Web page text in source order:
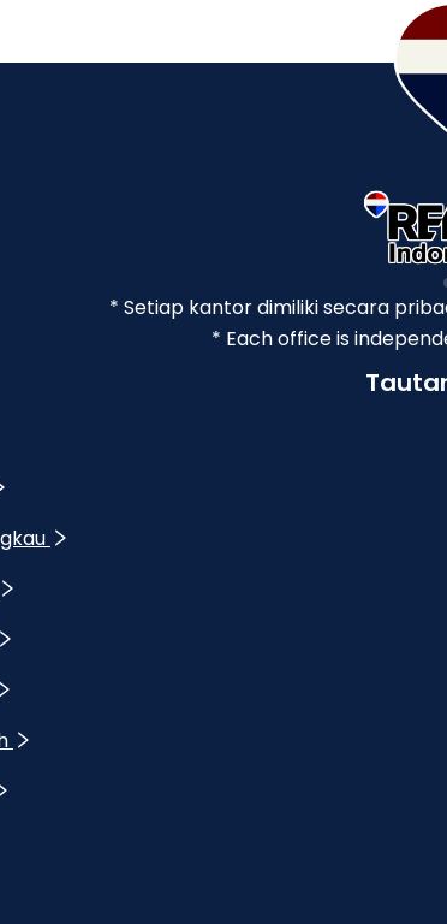
* Setiap kantor dimiliki secara
* Each office is